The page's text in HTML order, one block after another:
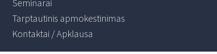
Seminarai
Tarptautinis apmokestinimas
Kontaktai / Apklausa